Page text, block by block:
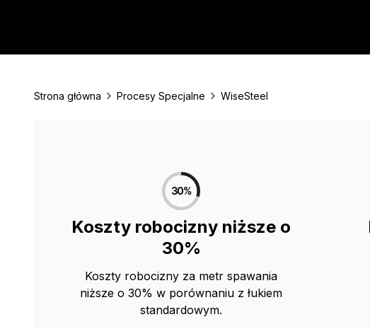
Strona główna Procesy Specjalne WiseSteel
Koszty robocizny niższe o
30%
Koszty robocizny za metr spawania
niższe o 30% w porównaniu z łukiem
standardowym.